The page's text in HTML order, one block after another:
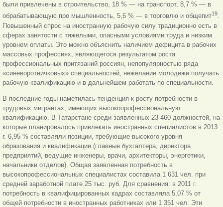
были привлечены в строительство, 18 % — на транспорт, 8,7 % — в
обрабатывающую про мышленность, 5,6 % — в торговлю и общепит19.
Повышенный спрос на иностранную рабочую силу традиционно есть в
сферах занятости с тяжелыми, опасными условиями труда и низким
уровнем оплаты. Это можно объяснить наличием дефицита в рабочих
массовых профессиях, являющегося результатом роста
профессиональных притязаний россиян, непопулярностью ряда
«синеворотничковых» специальностей, нежелание молодежи получать
рабочую квалификацию и в дальнейшем работать по специальности.
В последние годы наметилась тенденция к росту потребности в
трудовых мигрантах, имеющих высокопрофессиональную
квалификацию. В Татарстане среди заявленных 23 460 должностей, на
которые планировалось привлекать иностранных специалистов в 2013
г. 6,95 % составляли позиции, требующие высокого уровня
образования и квалификации (главные бухгалтера, директора
предприятий, ведущие инженеры, врачи, архитекторы, энергетики,
начальники отделов). Общая заявленная потребность в
высокопрофессиональных специалистах составила 1 631 чел. при
средней заработной плате 25 тыс. руб. Для сравнения: в 2011 г.
потребность в квалифицированных кадрах составляла 5,07 % от
общей потребности в иностранных работниках или 1 351 чел. Эти